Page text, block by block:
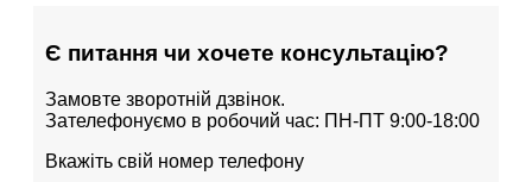
Є питання чи хочете консультацію?
Замовте зворотній дзвінок.
Зателефонуємо в робочий час: ПН-ПТ 9:00-18:00
Вкажіть свій номер телефону